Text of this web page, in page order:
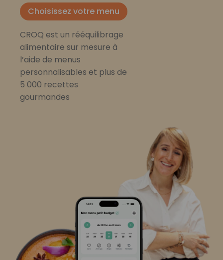
Choisissez votre menu
CROQ est un rééquilibrage
alimentaire sur mesure à
l’aide de menus
personnalisables et plus de
5 000 recettes
gourmandes